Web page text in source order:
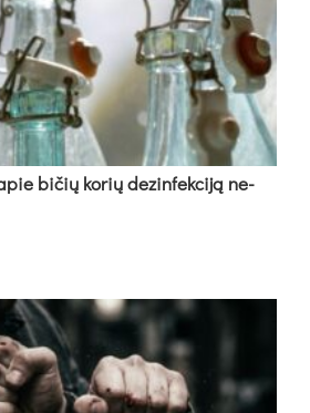
bi­čių ko­rių de­zin­fek­ci­ją ne­